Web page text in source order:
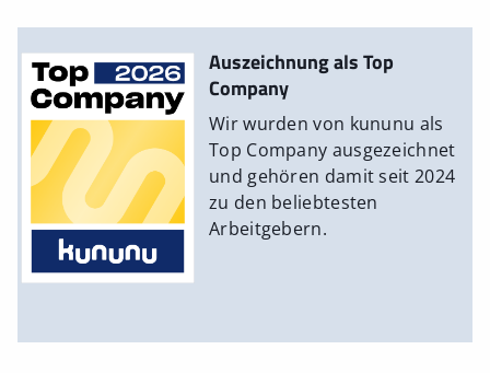
Auszeichnung als Top
Company
Wir wurden von kununu als
Top Company ausgezeichnet
und gehören damit seit 2024
zu den beliebtesten
Arbeitgebern.